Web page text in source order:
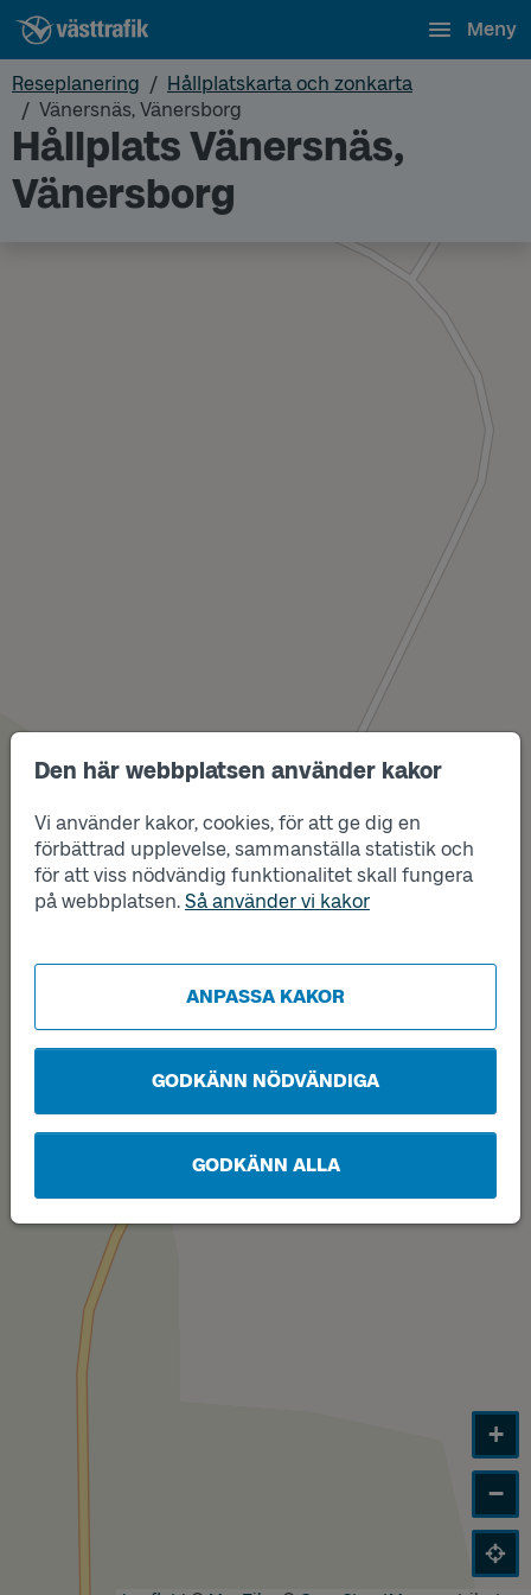
Den här webbplatsen använder kakor
Vi använder kakor, cookies, för att ge dig en
förbättrad upplevelse, sammanställa statistik och
för att viss nödvändig funktionalitet skall fungera
på webbplatsen. Så använder vi kakor
ANPASSA KAKOR
GODKÄNN NÖDVÄNDIGA
GODKÄNN ALLA
Meny
Reseplanering
Hållplatskarta och zonkarta
Vänersnäs, Vänersborg
Hållplats Vänersnäs,
Vänersborg
Läge
A
+
−